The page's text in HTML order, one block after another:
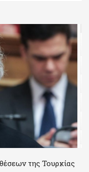
της Τουρκίας